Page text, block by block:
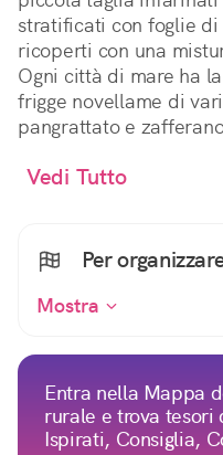
stratificati con foglie
ricoperti con una
Ogni città di mare ha
frigge novellame di
pangrattato e
Vedi Tutto
Per
Mostra
Entra nella Mappa
rurale e trova
Ispirati, Consiglia,